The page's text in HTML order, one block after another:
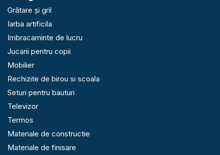
Grătare și gril
Iarba artificila
Imbracaminte de lucru
Jucarii pentru copii
Mobilier
Rechizite de birou si scoala
Seturi pentru bauturi
Televizor
Termos
Materiale de constructie
Materiale de finisare